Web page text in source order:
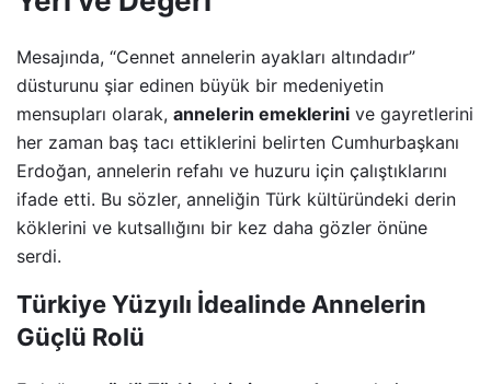
Mesajında, “Cennet annelerin ayakları altındadır”
düsturunu şiar edinen büyük bir medeniyetin
mensupları olarak, annelerin emeklerini ve gayretlerini
her zaman baş tacı ettiklerini belirten Cumhurbaşkanı
Erdoğan, annelerin refahı ve huzuru için çalıştıklarını
ifade etti. Bu sözler, anneliğin Türk kültüründeki derin
köklerini ve kutsallığını bir kez daha gözler önüne
serdi.
Türkiye Yüzyılı İdealinde Annelerin
Güçlü Rolü